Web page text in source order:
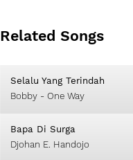
Related Songs
Selalu Yang Terindah
Bobby - One Way
Bapa Di Surga
Djohan E. Handojo